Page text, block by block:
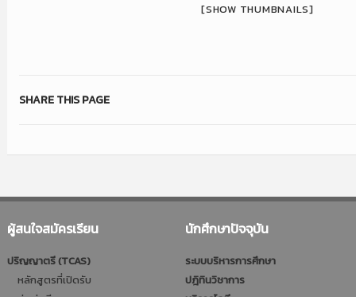
[SHOW THUMBNAILS]
SHARE THIS PAGE
ผู้สนใจสมัครเรียน
ปริญญาตรี (TCAS)
หลักสูตรที่เปิดรับ
นักศึกษาปัจจุบัน
ระบบบริหารการศึกษา
ปฎิทินวิชาการ